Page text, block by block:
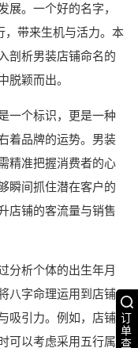
订
单
查
展。一个好的名字，
，带来生机与活力。本
剖析男装店铺命名的
脱颖而出。
一个标识，更是一种
着品牌的运势。男装
精准把握消费者的心
瞬间抓住潜在客户的
店铺的客流量与销售
分析个体的出生年月
八字命理运用到店铺
吸引力。例如，店铺
可以考虑采用五行属